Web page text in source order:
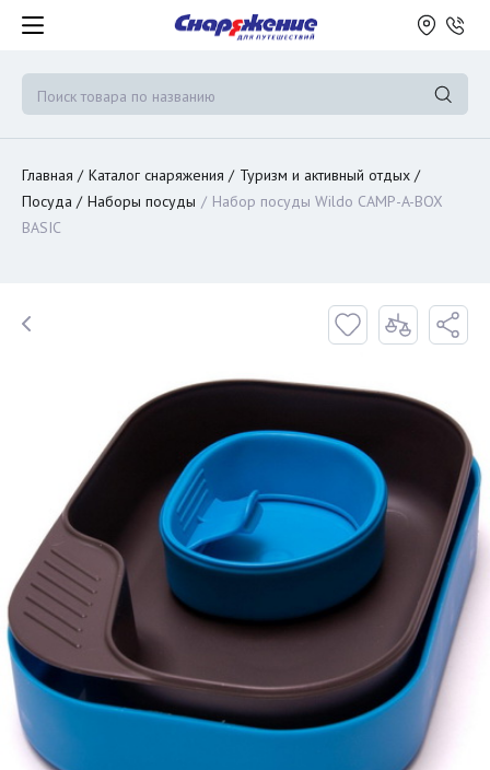
Главная Каталог снаряжения
Туризм и активный отдых
Посуда
Наборы посуды
Набор посуды Wildo CAMP-A-BOX
BASIC